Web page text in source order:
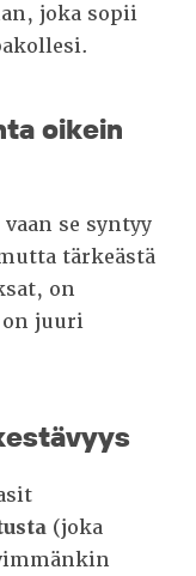
joka sopii
oikein
se syntyy
tärkeästä
on
on juuri
(joka